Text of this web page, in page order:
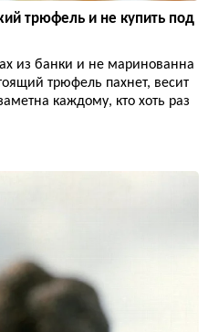
трюфель и не купить под
из банки и не маринованна
трюфель пахнет, весит
каждому, кто хоть раз